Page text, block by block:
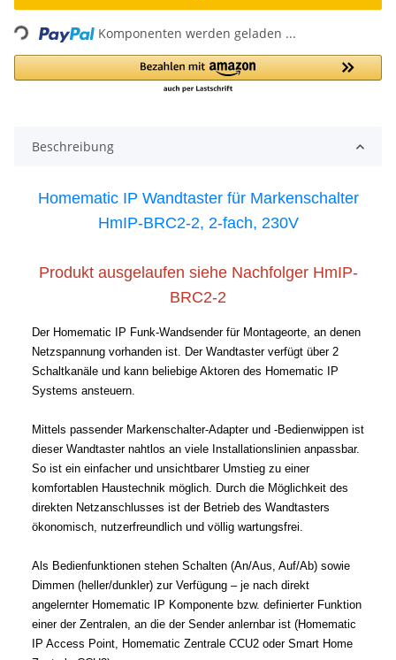
Loading... Komponenten werden geladen ...
Beschreibung
Homematic IP Wandtaster für Markenschalter
HmIP-BRC2-2, 2-fach, 230V
Produkt ausgelaufen siehe Nachfolger HmIP-
BRC2-2
Der Homematic IP Funk-Wandsender für Montageorte, an denen
Netzspannung vorhanden ist. Der Wandtaster verfügt über 2
Schaltkanäle und kann beliebige Aktoren des Homematic IP
Systems ansteuern.
Mittels passender Markenschalter-Adapter und -Bedienwippen ist
dieser Wandtaster nahtlos an viele Installationslinien anpassbar.
So ist ein einfacher und unsichtbarer Umstieg zu einer
komfortablen Haustechnik möglich. Durch die Möglichkeit des
direkten Netzanschlusses ist der Betrieb des Wandtasters
ökonomisch, nutzerfreundlich und völlig wartungsfrei.
Als Bedienfunktionen stehen Schalten (An/Aus, Auf/Ab) sowie
Dimmen (heller/dunkler) zur Verfügung – je nach direkt
angelernter Homematic IP Komponente bzw. definierter Funktion
einer der Zentralen, an die der Sender anlernbar ist (Homematic
IP Access Point, Homematic Zentrale CCU2 oder Smart Home